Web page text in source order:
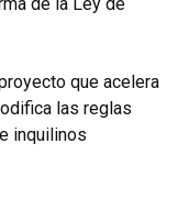
que acelera
las reglas
inquilinos